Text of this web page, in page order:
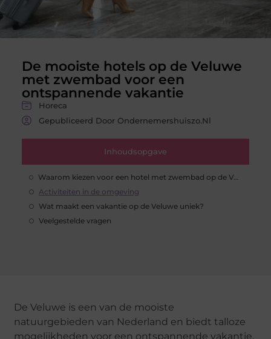
De mooiste hotels op de Veluwe
met zwembad voor een
ontspannende vakantie
Horeca
Gepubliceerd Door Ondernemershuiszo.nl
Inhoudsopgave
Waarom kiezen voor een hotel met zwembad op de Veluwe?
Activiteiten in de omgeving
Wat maakt een vakantie op de Veluwe uniek?
Veelgestelde vragen
De Veluwe is een van de mooiste
natuurgebieden van Nederland en biedt talloze
mogelijkheden voor een ontspannende vakantie.